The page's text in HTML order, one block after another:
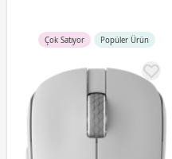
Çok Satıyor Popüler Ürün